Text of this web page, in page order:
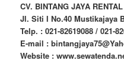
CV. BINTANG JAYA
Jl. Siti I No.40 Mustikajaya
Telp. : 021-82619088 / 021-
E-mail :
Website :